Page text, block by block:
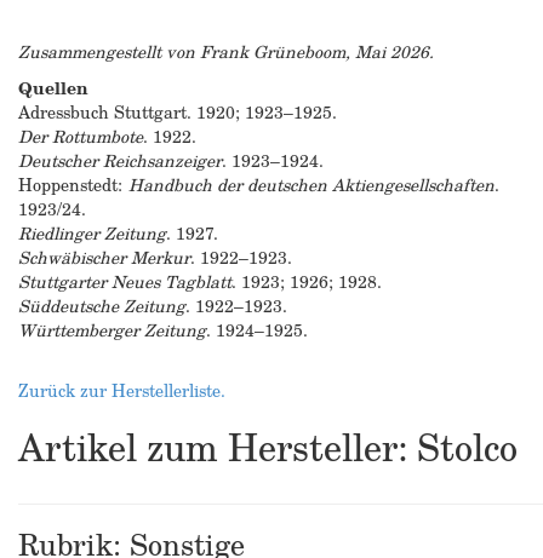
Zusammengestellt von Frank Grüneboom, Mai 2026.
Quellen
Adressbuch Stuttgart. 1920; 1923–1925.
Der Rottumbote. 1922.
Deutscher Reichsanzeiger. 1923–1924.
Hoppenstedt: Handbuch der deutschen Aktiengesellschaften.
1923/24.
Riedlinger Zeitung. 1927.
Schwäbischer Merkur. 1922–1923.
Stuttgarter Neues Tagblatt. 1923; 1926; 1928.
Süddeutsche Zeitung. 1922–1923.
Württemberger Zeitung. 1924–1925.
Zurück zur Herstellerliste.
Artikel zum Hersteller: Stolco
Rubrik: Sonstige